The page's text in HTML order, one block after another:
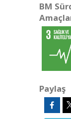
BM
Paylaş